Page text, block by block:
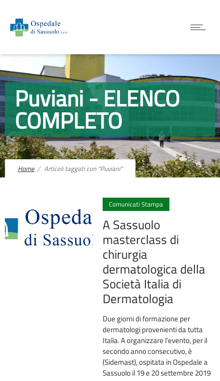
Puviani - ELENCO
COMPLETO
Home Articoli taggati con "Puviani"
Comunicati Stampa
A Sassuolo
masterclass di
chirurgia
dermatologica della
Società Italia di
Dermatologia
Due giorni di formazione per
dermatologi provenienti da tutta
Italia. A organizzare l’evento, per il
secondo anno consecutivo, è
(Sidemast), ospitata in Ospedale a
Sassuolo il 19 e 20 settembre 2019